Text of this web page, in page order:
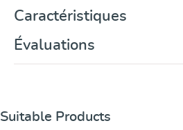
Caractéristiques
Évaluations
Ignorer la galerie de produits
Suitable Products